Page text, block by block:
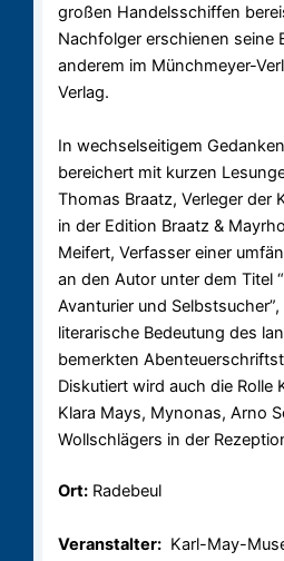
großen Handelsschiffen
Nachfolger erschienen seine
anderem im Münchmeyer-
Verlag.
In wechselseitigem
bereichert mit kurzen
Thomas Braatz, Verleger der
in der Edition Braatz &
Meifert, Verfasser einer
an den Autor unter dem Titel
Avanturier und
literarische Bedeutung des
bemerkten
Diskutiert wird auch die Rolle
Klara Mays, Mynonas, Arno
Wollschlägers in der
Ort: Radebeul
Veranstalter: Karl-May-